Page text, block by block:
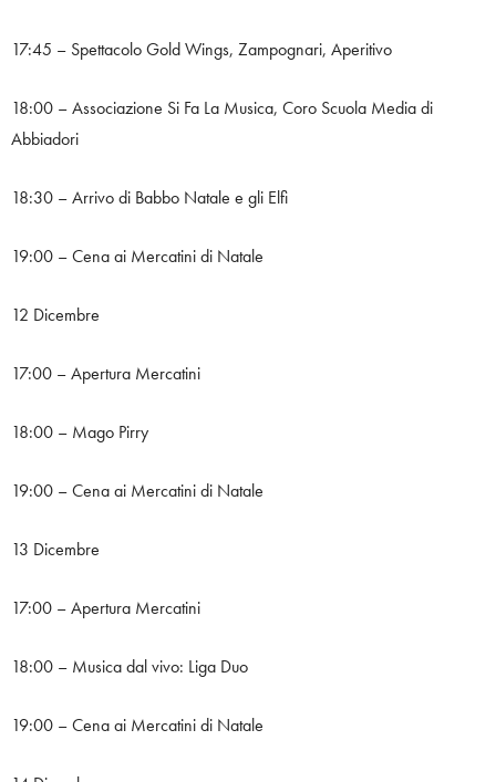
17:45 – Spettacolo Gold Wings, Zampognari, Aperitivo
18:00 – Associazione Si Fa La Musica, Coro Scuola Media di
Abbiadori
18:30 – Arrivo di Babbo Natale e gli Elfi
19:00 – Cena ai Mercatini di Natale
12 Dicembre
17:00 – Apertura Mercatini
18:00 – Mago Pirry
19:00 – Cena ai Mercatini di Natale
13 Dicembre
17:00 – Apertura Mercatini
18:00 – Musica dal vivo: Liga Duo
19:00 – Cena ai Mercatini di Natale